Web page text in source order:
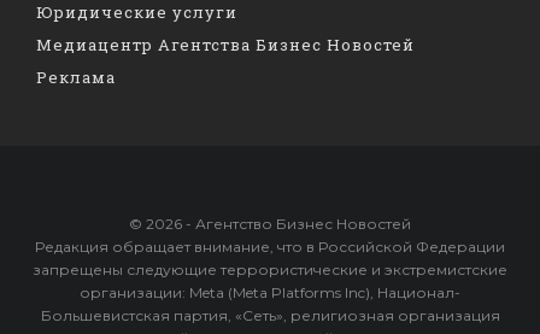
Юридические услуги
Медиацентр Агентства Бизнес Новостей
Реклама
© 2026 - Агентство Бизнес Новостей
Редакция обращает внимание, что в Российской Федерации
запрещены следующие террористические и экстремистские
организации: Meta (Meta Platforms Inc), Национал-
Большевистская партия, «Сеть», религиозная организация